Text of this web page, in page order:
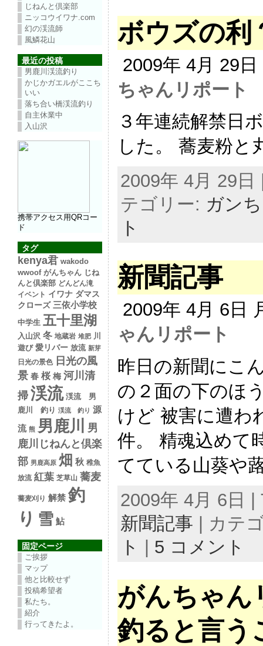
じねんと倶楽部
ニッコウイワナ.com
幻の渓流師
風鱗花山
最近の投稿
男鹿川渓流釣り
かじかガエルがここち
いい
落ち合い橋渓流釣り
自主休業中
入山沢
携帯アクセス用QRコー
ド
タグ
kenya君 wakodo
wwoof がんちゃん じね
んと倶楽部 どんどん滝
イベント イワナ ダマス
クローズ 三依小学校
中学生 五十里湖
入山沢 冬 地蔵岩 堆肥 川
遊び 愛リバー 放流 新芽
日光の景色
日光の風
景 春 桜 梅 河川清
掃渓流 渓流 男
鹿川 釣り 渓流 釣り 源
流 熊 男鹿川
男
鹿川じねんと倶楽
部 男鹿高原 畑 秋 稚魚
放流 紅葉 芝草山 蕎麦
蕎麦刈り 解禁 釣
り 雪 鮎
固定ページ
ご挨拶
マップ
他と比較せず
投稿希望者
私たち。
紹介
行ってきたよ。
ボウズの利
2009年 4月 29
ちゃんリポート
３年連続解禁日
した。 蕎麦粉
2009年 4月 29
テゴリー: ガン
ト
新聞記事
2009年 4月 6日
ゃんリポート
昨日の新聞にこ
の２面の下のほ
けど 被害に遭わ
件。 精魂込めて
てている山葵や
2009年 4月 6日
新聞記事 | カテ
ト
5 コメント
がんちゃ
釣ると言う